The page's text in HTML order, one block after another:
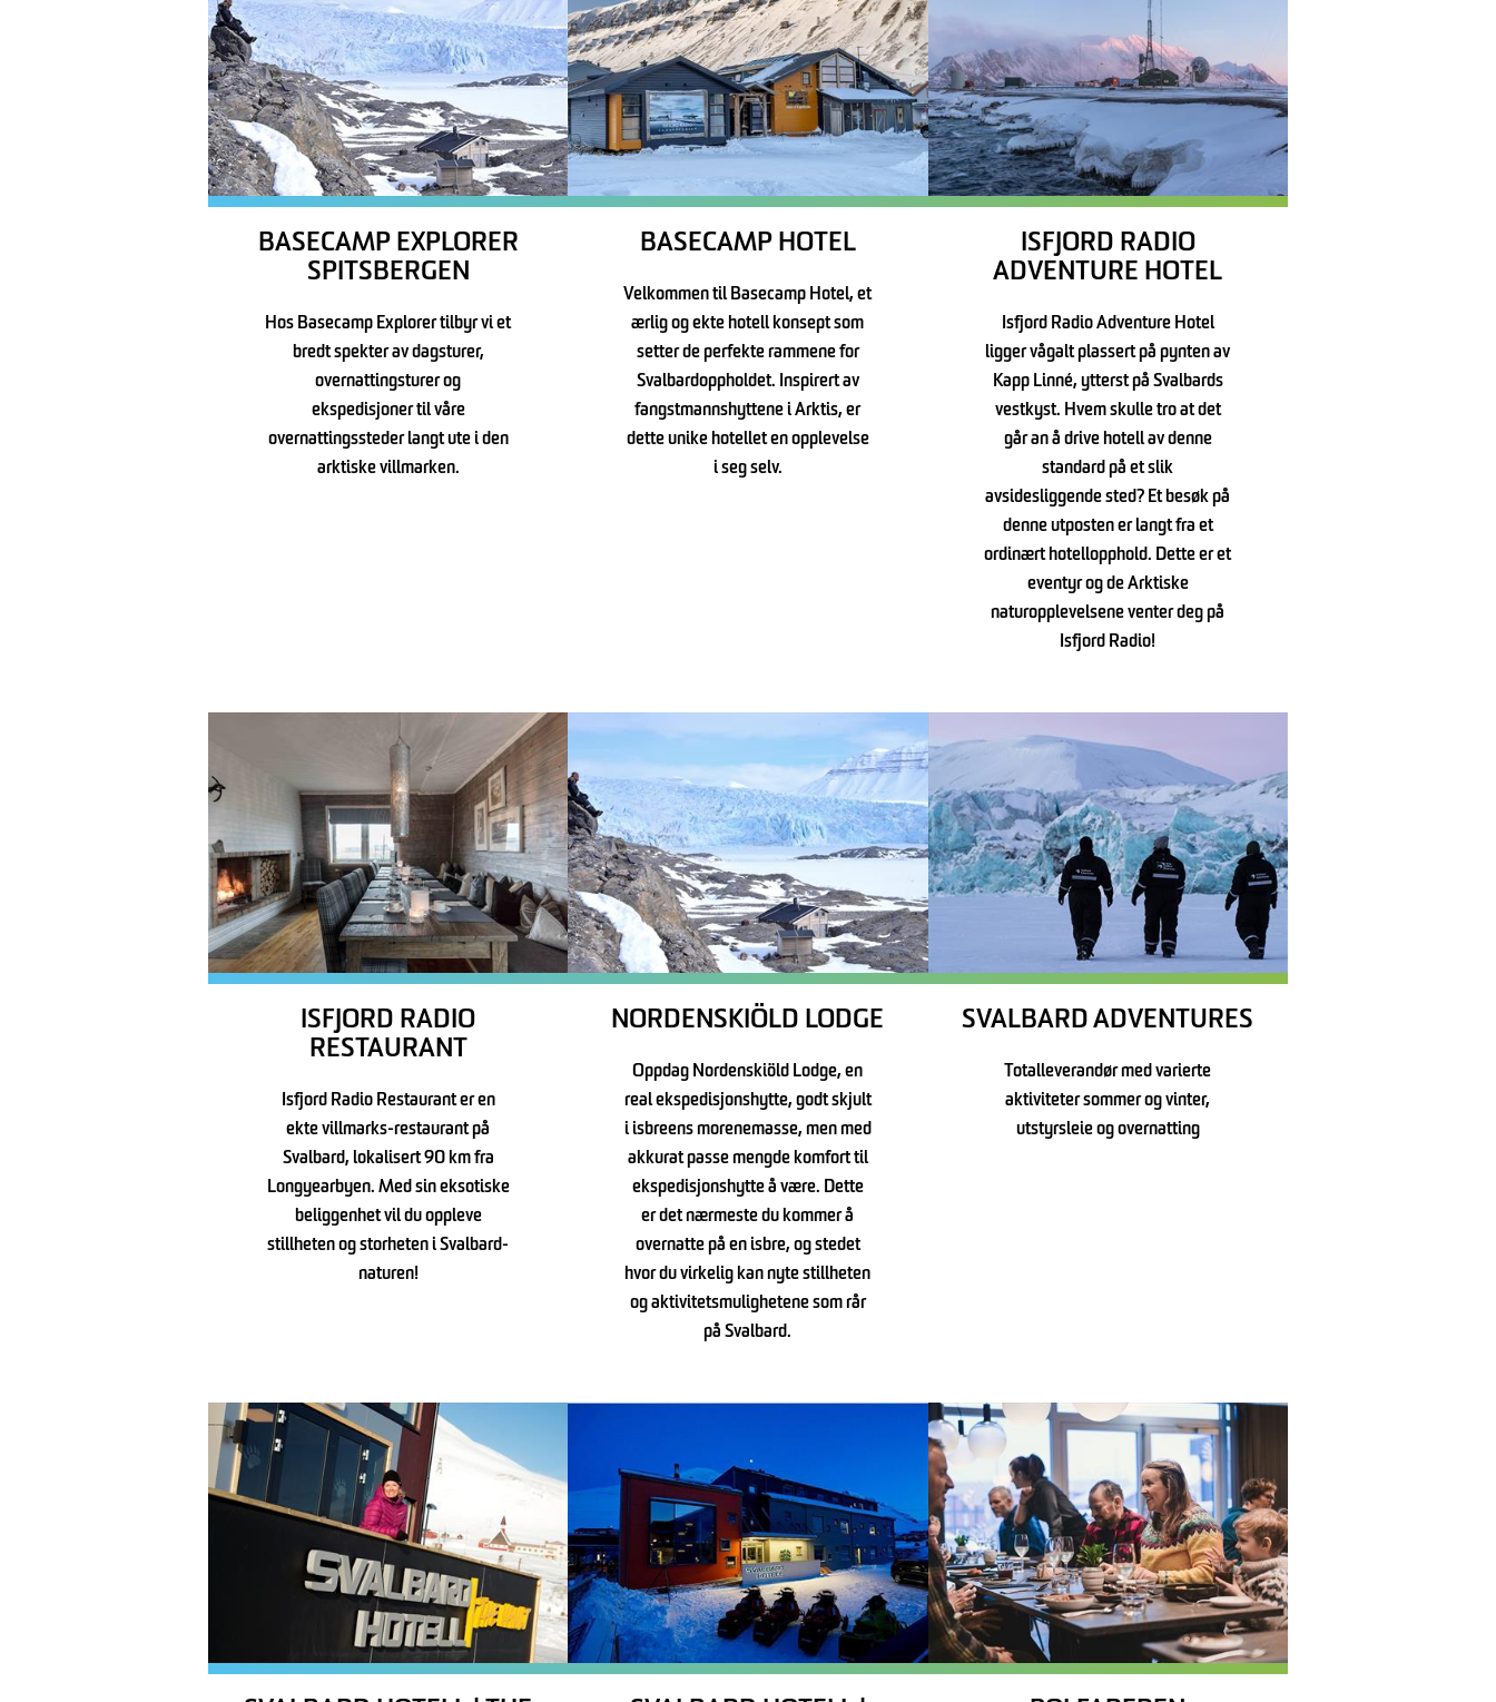
BASECAMP EXPLORER
SPITSBERGEN
Hos Basecamp Explorer tilbyr vi et
bredt spekter av dagsturer,
overnattingsturer og
ekspedisjoner til våre
overnattingssteder langt ute i den
arktiske villmarken.
BASECAMP HOTEL
Velkommen til Basecamp Hotel, et
ærlig og ekte hotell konsept som
setter de perfekte rammene for
Svalbardoppholdet. Inspirert av
fangstmannshyttene i Arktis, er
dette unike hotellet en opplevelse
i seg selv.
ISFJORD RADIO
ADVENTURE HOTEL
Isfjord Radio Adventure Hotel
ligger vågalt plassert på pynten av
Kapp Linné, ytterst på Svalbards
vestkyst. Hvem skulle tro at det
går an å drive hotell av denne
standard på et slik
avsidesliggende sted? Et besøk på
denne utposten er langt fra et
ordinært hotellopphold. Dette er et
eventyr og de Arktiske
naturopplevelsene venter deg på
Isfjord Radio!
ISFJORD RADIO
RESTAURANT
Isfjord Radio Restaurant er en
ekte villmarks-restaurant på
Svalbard, lokalisert 90 km fra
Longyearbyen. Med sin eksotiske
beliggenhet vil du oppleve
stillheten og storheten i Svalbard-
naturen!
NORDENSKIÖLD LODGE
Oppdag Nordenskiöld Lodge, en
real ekspedisjonshytte, godt skjult
i isbreens morenemasse, men med
akkurat passe mengde komfort til
ekspedisjonshytte å være. Dette
er det nærmeste du kommer å
overnatte på en isbre, og stedet
hvor du virkelig kan nyte stillheten
og aktivitetsmulighetene som rår
på Svalbard.
SVALBARD ADVENTURES
Totalleverandør med varierte
aktiviteter sommer og vinter,
utstyrsleie og overnatting